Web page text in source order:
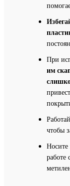
При
им
чтобы
работе